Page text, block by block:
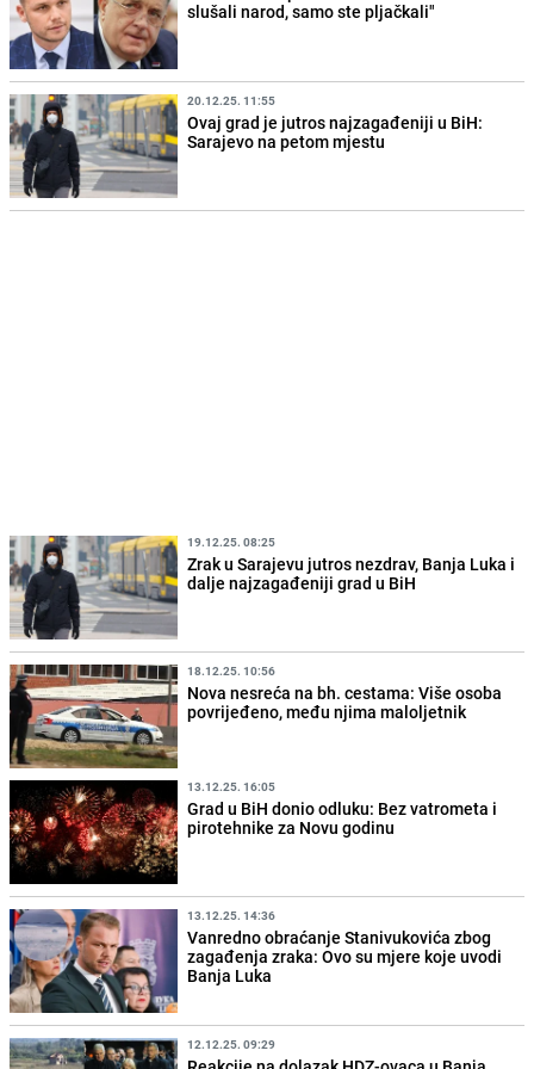
slušali narod, samo ste pljačkali"
20.12.25. 11:55
Ovaj grad je jutros najzagađeniji u BiH:
Sarajevo na petom mjestu
19.12.25. 08:25
Zrak u Sarajevu jutros nezdrav, Banja Luka i
dalje najzagađeniji grad u BiH
18.12.25. 10:56
Nova nesreća na bh. cestama: Više osoba
povrijeđeno, među njima maloljetnik
13.12.25. 16:05
Grad u BiH donio odluku: Bez vatrometa i
pirotehnike za Novu godinu
13.12.25. 14:36
Vanredno obraćanje Stanivukovića zbog
zagađenja zraka: Ovo su mjere koje uvodi
Banja Luka
12.12.25. 09:29